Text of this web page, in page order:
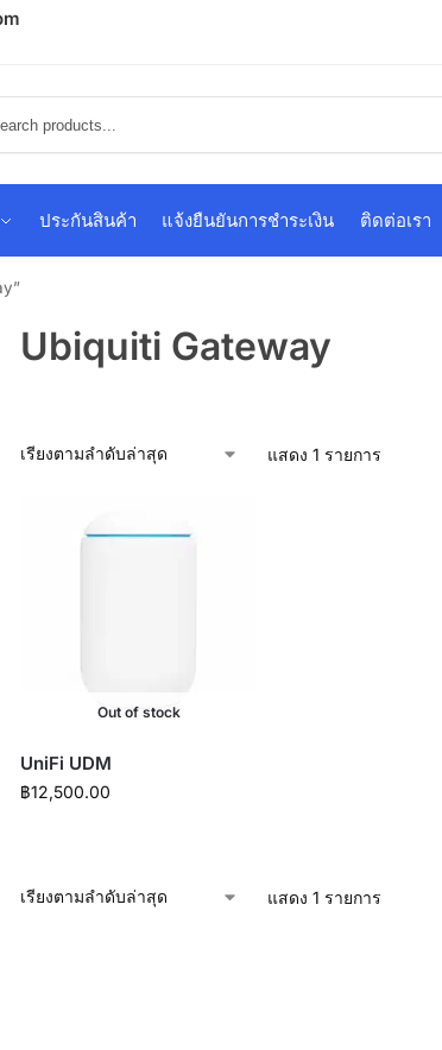
ประกันสินค้า แจ้งยืนยันการชำระเงิน ติดต่อเรา
Ubiquiti Gateway
แสดง 1 รายการ
Out of stock
UniFi UDM
฿12,500.00
แสดง 1 รายการ